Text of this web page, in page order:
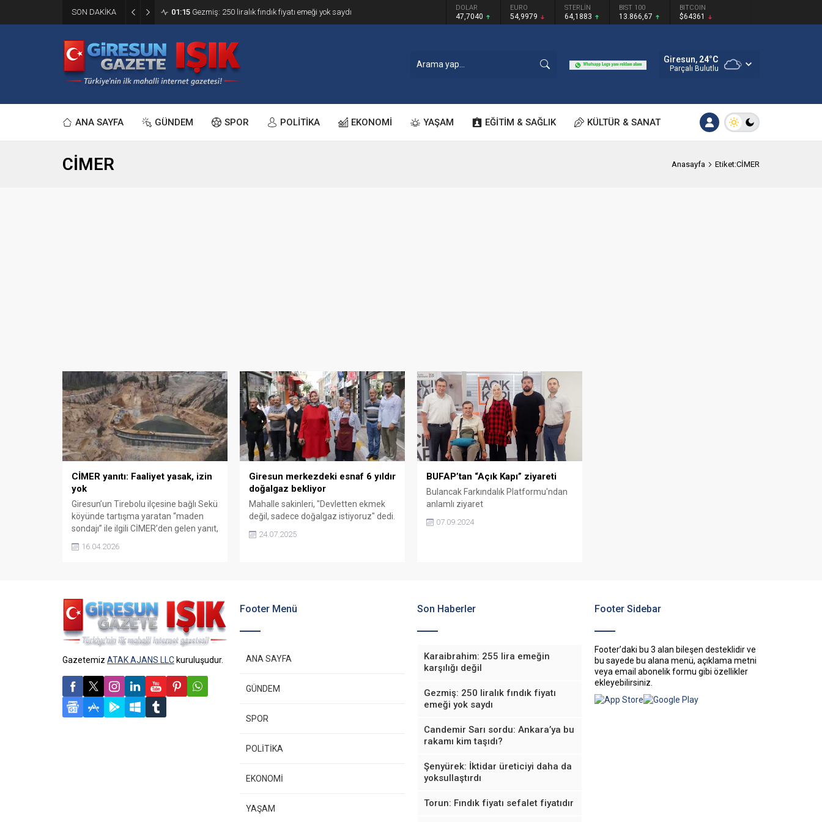
SON DAKİKA 01:15 Gezmiş: 250 liralık fındık fiyatı emeği yok saydı DOLAR
47,7040
EURO
54,9979
STERLİN
64,1883
BIST 100
13.866,67
BITCOIN
$64361
Giresun, 24°C
Parçalı Bulutlu
ANA SAYFA GÜNDEM SPOR POLİTİKA EKONOMİ YAŞAM EĞİTİM & SAĞLIK KÜLTÜR & SANAT
CİMER Anasayfa Etiket:CİMER
CİMER yanıtı: Faaliyet yasak, izin
yok
Giresun’un Tirebolu ilçesine bağlı Sekü
köyünde tartışma yaratan “maden
sondajı” ile ilgili CİMER’den gelen yanıt,
sürece dair çarpıcı detayları ortaya
koydu. Açıklamada, sahada yürütülen
16.04.2026
Giresun merkezdeki esnaf 6 yıldır
doğalgaz bekliyor
Mahalle sakinleri, "Devletten ekmek
değil, sadece doğalgaz istiyoruz" dedi.
24.07.2025
BUFAP’tan “Açık Kapı” ziyareti
Bulancak Farkındalık Platformu'ndan
anlamlı ziyaret
07.09.2024
Gazetemiz ATAK AJANS LLC kuruluşudur.
Footer Menü
ANA SAYFA
GÜNDEM
SPOR
POLİTİKA
EKONOMİ
YAŞAM
Son Haberler
Karaibrahim: 255 lira emeğin
karşılığı değil
Gezmiş: 250 liralık fındık fiyatı
emeği yok saydı
Candemir Sarı sordu: Ankara’ya bu
rakamı kim taşıdı?
Şenyürek: İktidar üreticiyi daha da
yoksullaştırdı
Torun: Fındık fiyatı sefalet fiyatıdır
Footer Sidebar
Footer’daki bu 3 alan bileşen desteklidir ve
bu sayede bu alana menü, açıklama metni
veya email abonelik formu gibi özellikler
ekleyebilirsiniz.